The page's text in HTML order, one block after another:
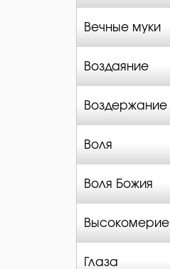
Вечные муки
Воздаяние
Воздержание
Воля
Воля Божия
Высокомерие
Глаза